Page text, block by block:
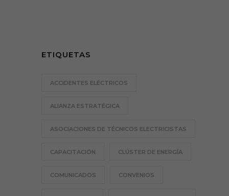
ETIQUETAS
ACCIDENTES ELÉCTRICOS
ALIANZA ESTRATÉGICA
ASOCIACIONES DE TÉCNICOS ELECTRICISTAS
CAPACITACIÓN CLÚSTER DE ENERGÍA
COMUNICADOS CONVENIOS